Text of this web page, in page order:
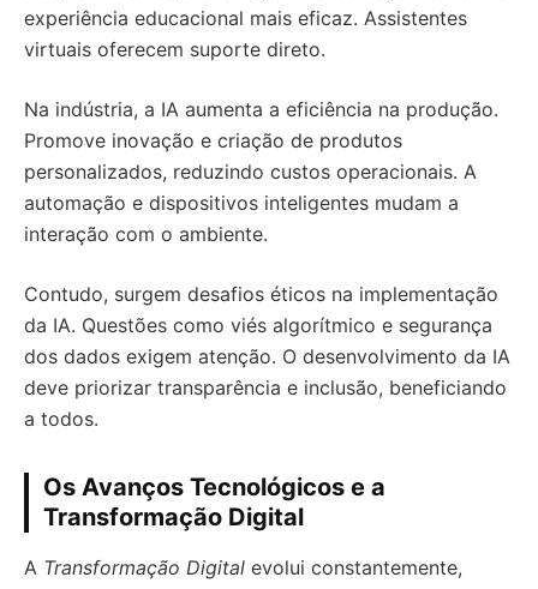
experiência educacional mais eficaz. Assistentes
virtuais oferecem suporte direto.
Na indústria, a IA aumenta a eficiência na produção.
Promove inovação e criação de produtos
personalizados, reduzindo custos operacionais. A
automação e dispositivos inteligentes mudam a
interação com o ambiente.
Contudo, surgem desafios éticos na implementação
da IA. Questões como viés algorítmico e segurança
dos dados exigem atenção. O desenvolvimento da IA
deve priorizar transparência e inclusão, beneficiando
a todos.
Os Avanços Tecnológicos e a
Transformação Digital
A Transformação Digital evolui constantemente,